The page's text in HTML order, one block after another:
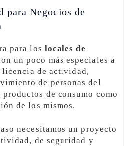
para Negocios de
para los locales de
un poco más especiales a
de actividad,
de personas del
de consumo como
de los mismos.
necesitamos un proyecto
de seguridad y